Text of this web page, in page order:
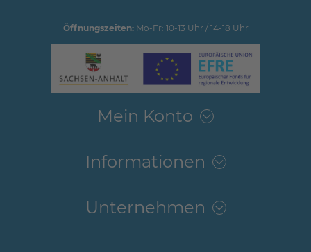
Öffnungszeiten:Mo-Fr: 10-13 Uhr / 14-18 Uhr
Mein Konto
Informationen
Unternehmen